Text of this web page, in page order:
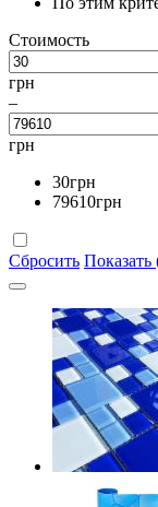
Стоимость
грн
–
грн
30грн
79610грн
Сбросить Показать